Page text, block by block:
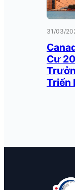
31/03/
Cư
Triển